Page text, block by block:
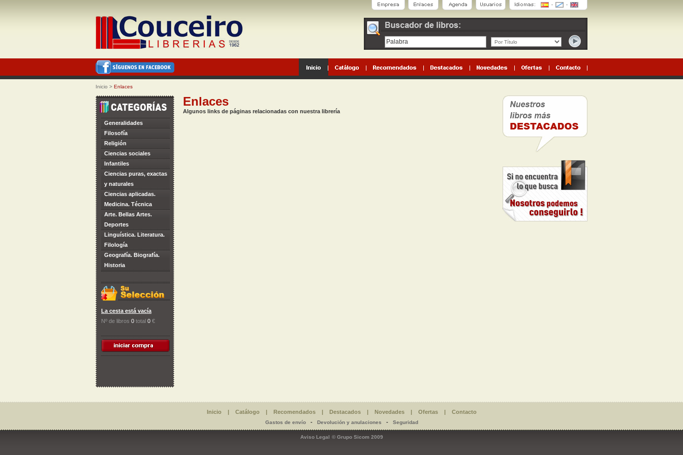
Inicio > Enlaces
Generalidades
Filosofía
Religión
Ciencias sociales
Infantiles
Ciencias puras, exactas
y naturales
Ciencias aplicadas.
Medicina. Técnica
Arte. Bellas Artes.
Deportes
Linguística. Literatura.
Filología
Geografía. Biografía.
Historia
La cesta está vacía
Nº de libros 0 total 0 €
Enlaces
Algunos links de páginas relacionadas con nuestra librería
Inicio | Catálogo | Recomendados| Destacados| Novedades| Ofertas| Contacto
Gastos de envío- Devolución y anulaciones - Seguridad
Aviso Legal © Grupo Sicom 2009